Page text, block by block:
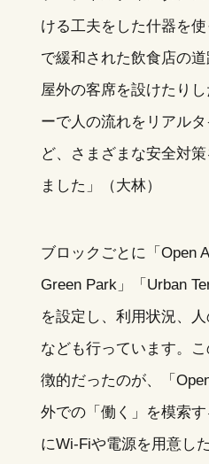
ける工夫をした什器を
で緩和された飲食店の
屋外の客席を設けたり
ーで人の流れをリアル
ど、さまざまな安全対
ました」（大林）
ブロックごとに「Open
Green Park」「Urban
を設定し、利用状況、
なども行っています。
徴的だったのが、「
外での「働く」を模索
にWi-Fiや電源を用意し